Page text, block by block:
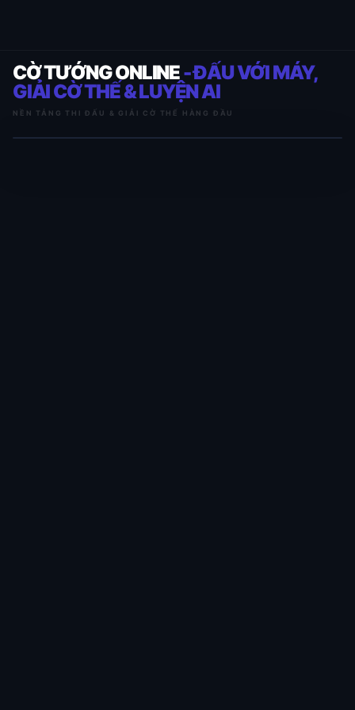
CỜ TƯỚNG ONLINE- ĐẤU VỚI MÁY,
GIẢI CỜ THẾ & LUYỆN AI
NỀN TẢNG THI ĐẤU & GIẢI CỜ THẾ HÀNG ĐẦU